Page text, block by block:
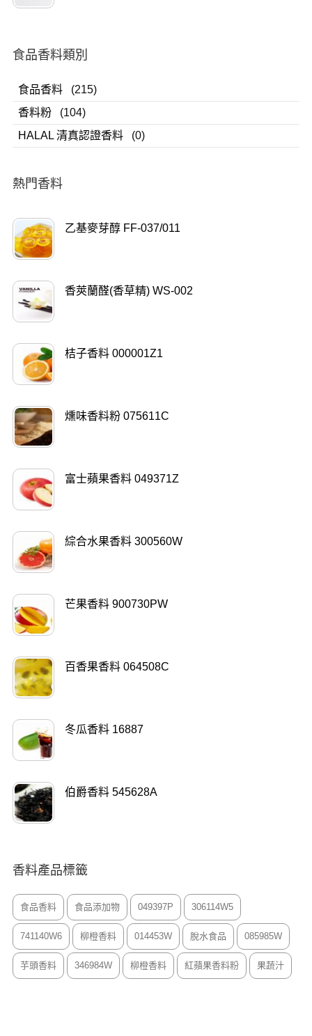
食品香料類別
食品香料
(215)
香料粉
(104)
HALAL 清真認證香料
(0)
熱門香料
乙基麥芽醇 FF-037/011
香莢蘭醛(香草精) WS-002
桔子香料 000001Z1
燻味香料粉 075611C
富士蘋果香料 049371Z
綜合水果香料 300560W
芒果香料 900730PW
百香果香料 064508C
冬瓜香料 16887
伯爵香料 545628A
香料產品標籤
食品香料 食品添加物 049397P 306114W5
741140W6 柳橙香料 014453W 脫水食品 085985W
芋頭香料 346984W 柳橙香料 紅蘋果香料粉 果蔬汁